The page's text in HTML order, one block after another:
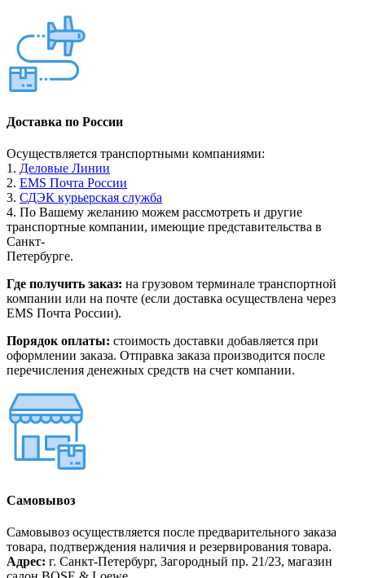
Доставка по России
Осуществляется транспортными компаниями:
1. Деловые Линии
2. EMS Почта России
3. СДЭК курьерская служба
4. По Вашему желанию можем рассмотреть и другие
транспортные компании, имеющие представительства в
Санкт-
Петербурге.
Где получить заказ: на грузовом терминале транспортной
компании или на почте (если доставка осуществлена через
EMS Почта России).
Порядок оплаты: стоимость доставки добавляется при
оформлении заказа. Отправка заказа производится после
перечисления денежных средств на счет компании.
Самовывоз
Самовывоз осуществляется после предварительного заказа
товара, подтверждения наличия и резервирования товара.
Адрес: г. Санкт-Петербург, Загородный пр. 21/23, магазин